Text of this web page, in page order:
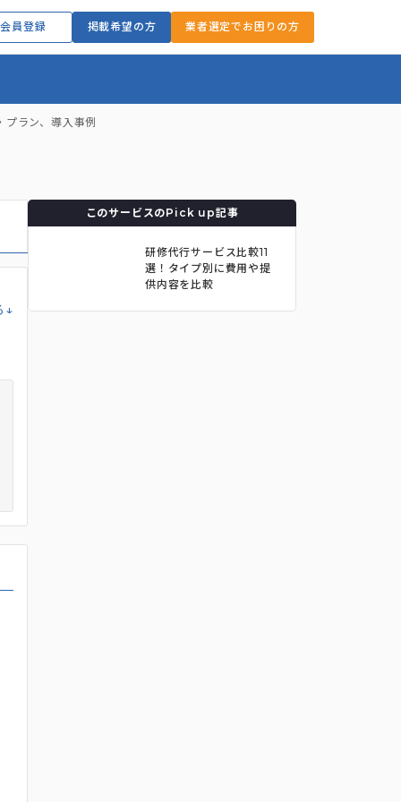
会員登録 掲載希望の方 業者選定でお困りの方
プラン、導入事例
↓
このサービスのPick up記事
研修代行サービス比較11
選！タイプ別に費用や提
供内容を比較